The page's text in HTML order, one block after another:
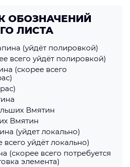
ОБОЗНАЧЕНИЙ
ЛИСТА
(уйдёт полировкой)
всего уйдёт полировкой)
(скорее всего
Вмятин
Вмятин
(уйдет локально)
уйдёт локально)
(скорее всего потребуется
элемента)